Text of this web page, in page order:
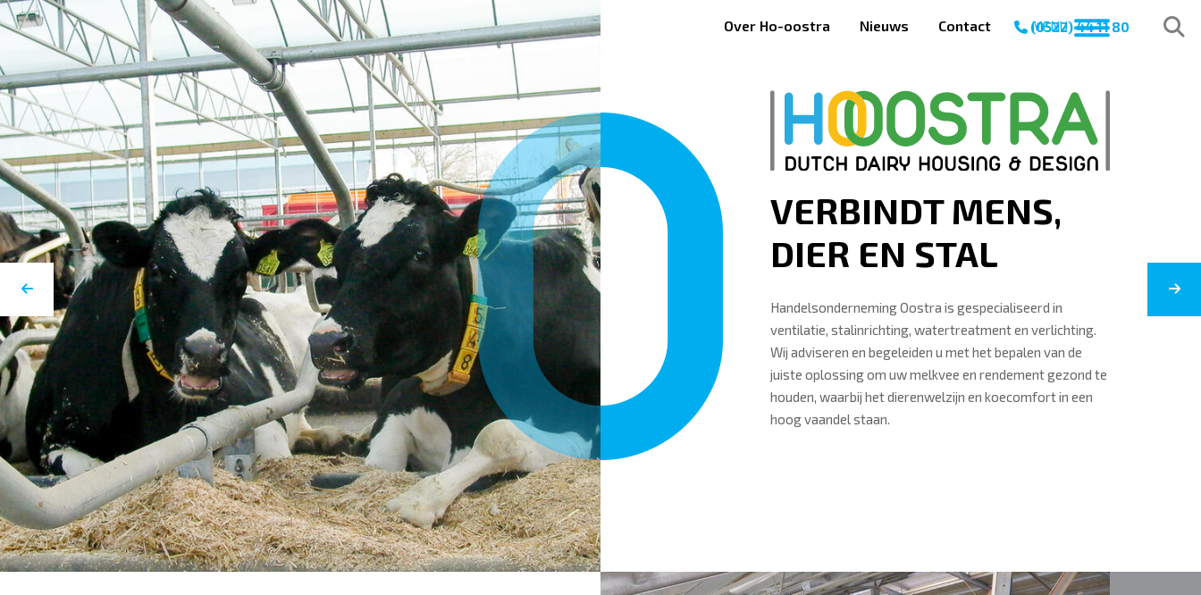
(0522) 44 11 80
Over Ho-oostra Nieuws Contact MENU
VERBINDT MENS,
DIER EN STAL
Handelsonderneming Oostra is gespecialiseerd in
ventilatie, stalinrichting, watertreatment en verlichting.
Wij adviseren en begeleiden u met het bepalen van de
juiste oplossing om uw melkvee en rendement gezond te
houden, waarbij het dierenwelzijn en koecomfort in een
hoog vaandel staan.